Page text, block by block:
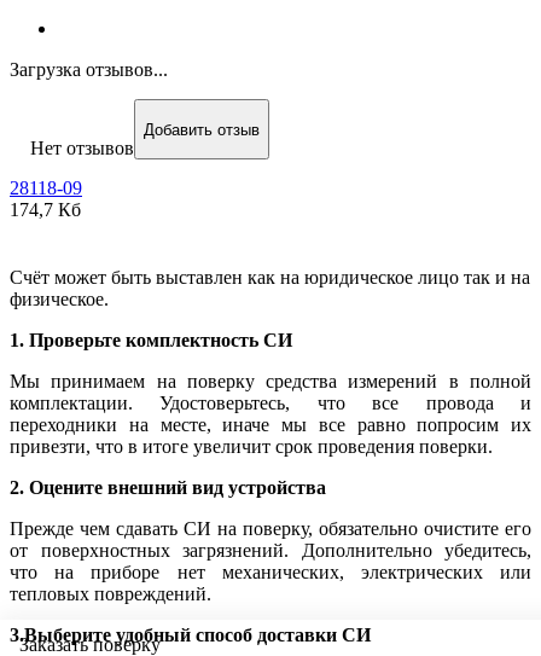
Заказать поверку
Загрузка отзывов...
Нет отзывов
Добавить отзыв
28118-09
174,7 Кб
Счёт может быть выставлен как на юридическое лицо так и на
физическое.
1. Проверьте комплектность СИ
Мы принимаем на поверку средства измерений в полной
комплектации. Удостоверьтесь, что все провода и
переходники на месте, иначе мы все равно попросим их
привезти, что в итоге увеличит срок проведения поверки.
2. Оцените внешний вид устройства
Прежде чем сдавать СИ на поверку, обязательно очистите его
от поверхностных загрязнений. Дополнительно убедитесь,
что на приборе нет механических, электрических или
тепловых повреждений.
3.Выберите удобный способ доставки СИ